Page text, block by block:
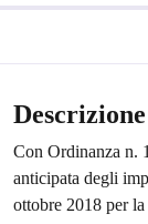
Descrizione
Con Ordinanza n.
anticipata degli
ottobre 2018 per